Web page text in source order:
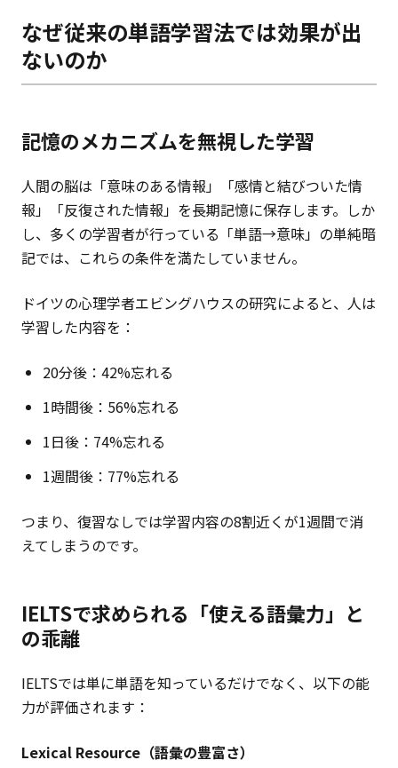
なぜ従来の単語学習法では効果が出
ないのか
記憶のメカニズムを無視した学習
人間の脳は「意味のある情報」「感情と結びついた情
報」「反復された情報」を長期記憶に保存します。しか
し、多くの学習者が行っている「単語→意味」の単純暗
記では、これらの条件を満たしていません。
ドイツの心理学者エビングハウスの研究によると、人は
学習した内容を：
20分後：42%忘れる
1時間後：56%忘れる
1日後：74%忘れる
1週間後：77%忘れる
つまり、復習なしでは学習内容の8割近くが1週間で消
えてしまうのです。
IELTSで求められる「使える語彙力」と
の乖離
IELTSでは単に単語を知っているだけでなく、以下の能
力が評価されます：
Lexical Resource（語彙の豊富さ）